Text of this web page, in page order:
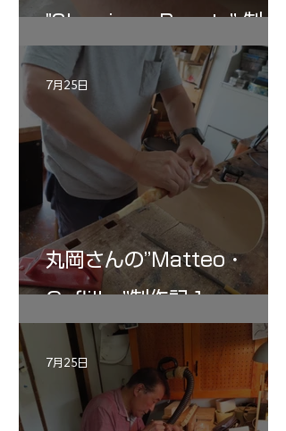
"Sleeping・Beauty” 制作
記 30
丸岡さんの”Matteo・
Gofliller”制作記１
7月25日
7月25日